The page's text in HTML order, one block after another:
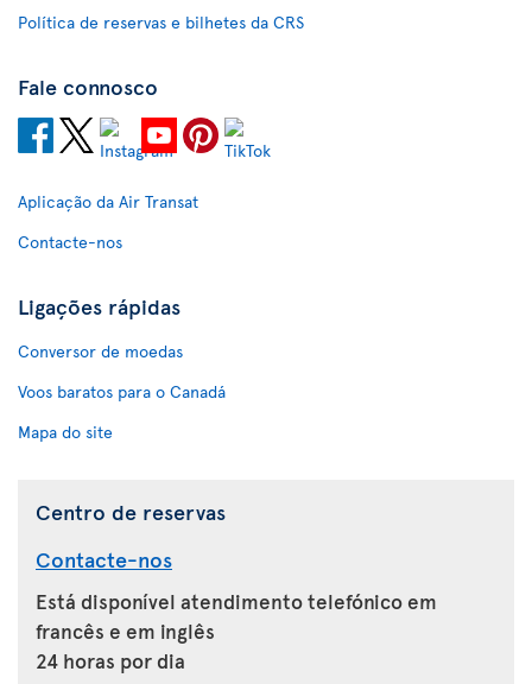
Política de reservas e bilhetes da CRS
Fale connosco
Aplicação da Air Transat
Contacte-nos
Ligações rápidas
Conversor de moedas
Voos baratos para o Canadá
Mapa do site
Centro de reservas
Contacte-nos
Está disponível atendimento telefónico em
francês e em inglês
24 horas por dia